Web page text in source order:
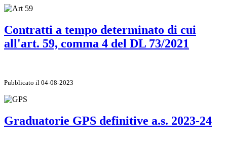
Contratti a tempo determinato di cui
all'art. 59, comma 4 del DL 73/2021
Pubblicato il 04-08-2023
Graduatorie GPS definitive a.s. 2023-24